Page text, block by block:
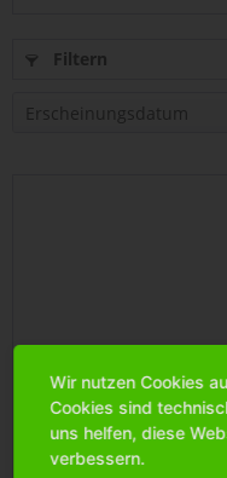
Filtern
Besen 25cm (ohne
Wir nutzen Cookies
Cookies sind
uns helfen, diese
verbessern.